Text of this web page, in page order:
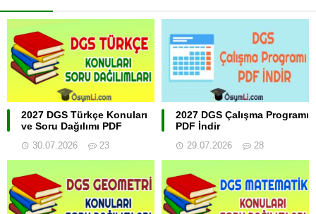
2027 DGS Türkçe Konuları
ve Soru Dağılımı PDF
30.07.2026 23
2027 DGS Çalışma Programı
PDF İndir
29.07.2026 28